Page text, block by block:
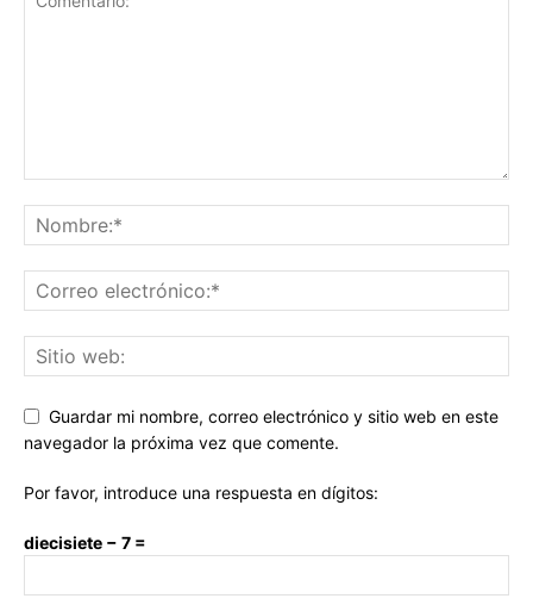
Guardar mi nombre, correo electrónico y sitio web en este
navegador la próxima vez que comente.
Por favor, introduce una respuesta en dígitos:
diecisiete − 7 =